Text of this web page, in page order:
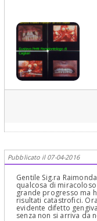
Pubblicato il 07-04-2016
Gentile Sig.ra
qualcosa di
grande progresso ma
risultati catastrofici.
evidente difetto
senza non si arriva da